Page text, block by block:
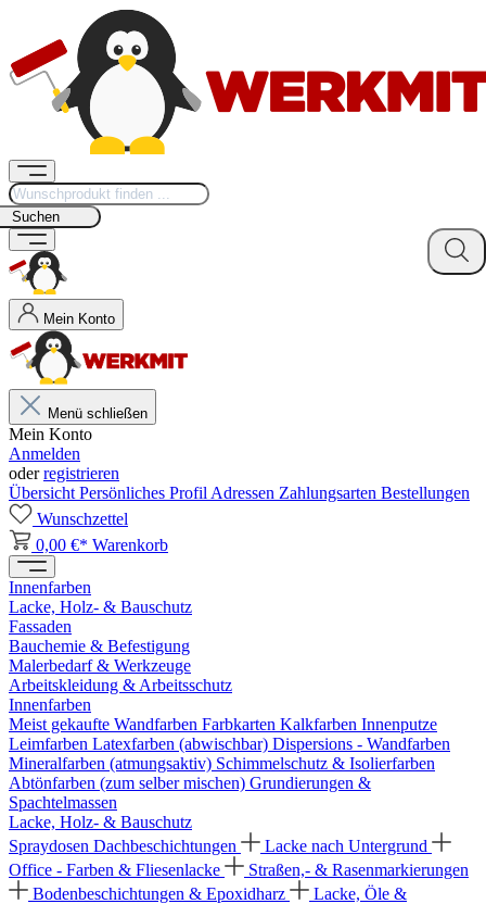
Suchen
Mein Konto
Menü schließen
Mein Konto
Anmelden
oderregistrieren
Übersicht Persönliches Profil Adressen Zahlungsarten Bestellungen
Wunschzettel
0,00 €* Warenkorb
Innenfarben
Lacke, Holz- & Bauschutz
Fassaden
Bauchemie & Befestigung
Malerbedarf & Werkzeuge
Arbeitskleidung & Arbeitsschutz
Innenfarben
Meist gekaufte Wandfarben Farbkarten Kalkfarben Innenputze
Leimfarben Latexfarben (abwischbar) Dispersions - Wandfarben
Mineralfarben (atmungsaktiv) Schimmelschutz & Isolierfarben
Abtönfarben (zum selber mischen) Grundierungen &
Spachtelmassen
Lacke, Holz- & Bauschutz
Spraydosen Dachbeschichtungen
Lacke nach Untergrund
Office - Farben & Fliesenlacke
Straßen,- & Rasenmarkierungen
Bodenbeschichtungen & Epoxidharz
Lacke, Öle &